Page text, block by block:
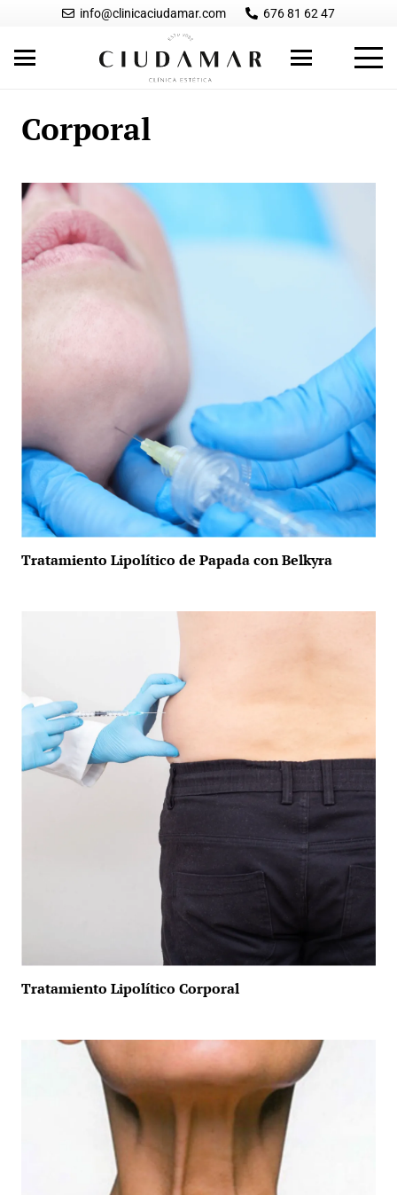
info@clinicaciudamar.com 676 81 62 47
Corporal
Tratamiento Lipolítico de Papada con Belkyra
Tratamiento Lipolítico Corporal